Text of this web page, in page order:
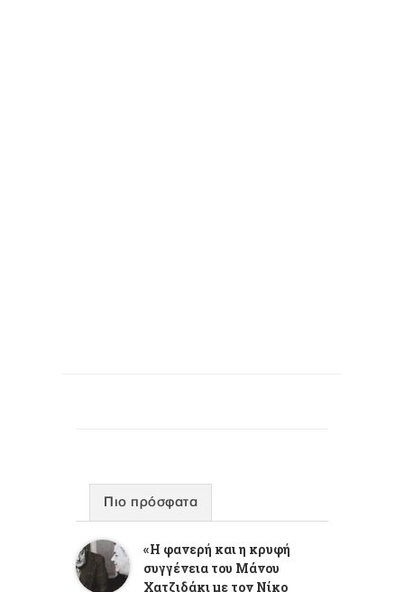
Πιο πρόσφατα
«Η φανερή και η κρυφή
συγγένεια του Μάνου
Χατζιδάκι με τον Νίκο